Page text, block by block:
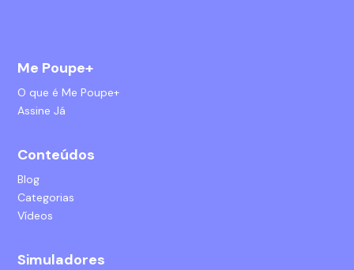
Me Poupe+
O que é Me Poupe+
Assine Já
Conteúdos
Blog
Categorias
Vídeos
Simuladores